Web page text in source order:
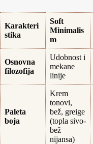
Karakteri
stika
Soft
Minimalis
m
Osnovna
filozofija
Udobnost i
mekane
linije
Paleta
boja
Krem
tonovi,
bež, greige
(topla sivo-
bež
nijansa)